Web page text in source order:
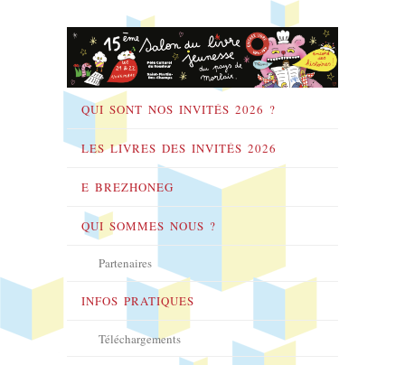
QUI SONT NOS INVITÉS 2026 ?
LES LIVRES DES INVITÉS 2026
E BREZHONEG
QUI SOMMES NOUS ?
Partenaires
INFOS PRATIQUES
Téléchargements